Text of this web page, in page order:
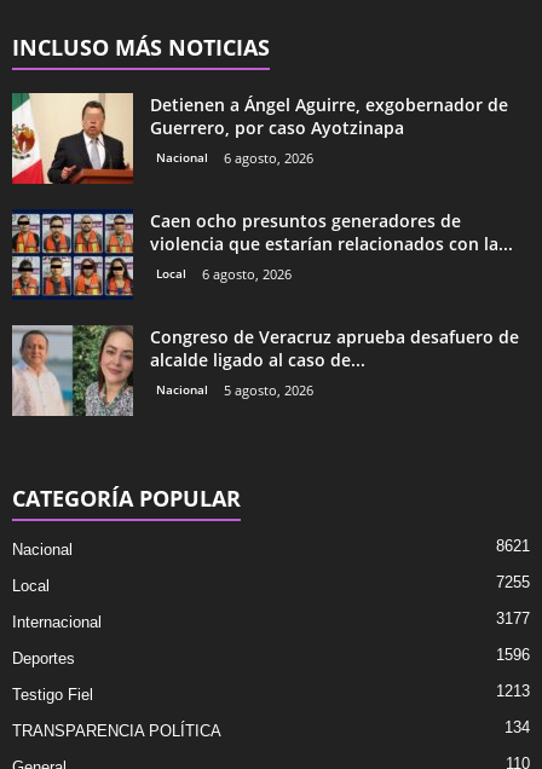
INCLUSO MÁS NOTICIAS
Detienen a Ángel Aguirre, exgobernador de
Guerrero, por caso Ayotzinapa
Nacional 6 agosto, 2026
Caen ocho presuntos generadores de
violencia que estarían relacionados con la...
Local 6 agosto, 2026
Congreso de Veracruz aprueba desafuero de
alcalde ligado al caso de...
Nacional 5 agosto, 2026
CATEGORÍA POPULAR
Nacional 8621
Local 7255
Internacional 3177
Deportes 1596
Testigo Fiel 1213
TRANSPARENCIA POLÍTICA 134
110